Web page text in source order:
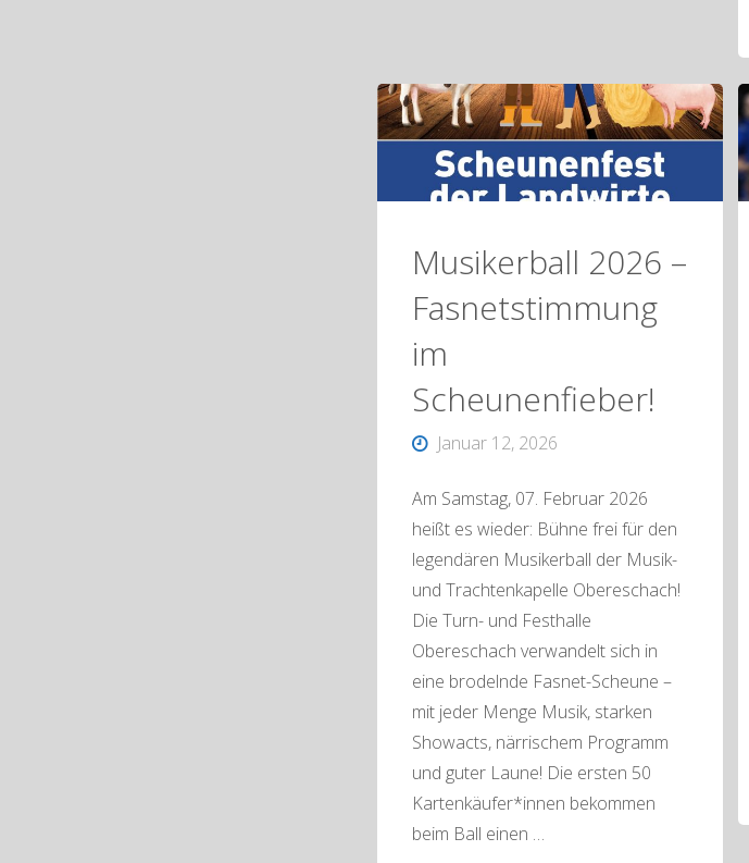
Musikerball 2026 –
Fasnetstimmung
im
Scheunenfieber!
Januar 12, 2026
Am Samstag, 07. Februar 2026
heißt es wieder: Bühne frei für den
legendären Musikerball der Musik-
und Trachtenkapelle Obereschach!
Die Turn- und Festhalle
Obereschach verwandelt sich in
eine brodelnde Fasnet-Scheune –
mit jeder Menge Musik, starken
Showacts, närrischem Programm
und guter Laune! Die ersten 50
Kartenkäufer*innen bekommen
beim Ball einen …